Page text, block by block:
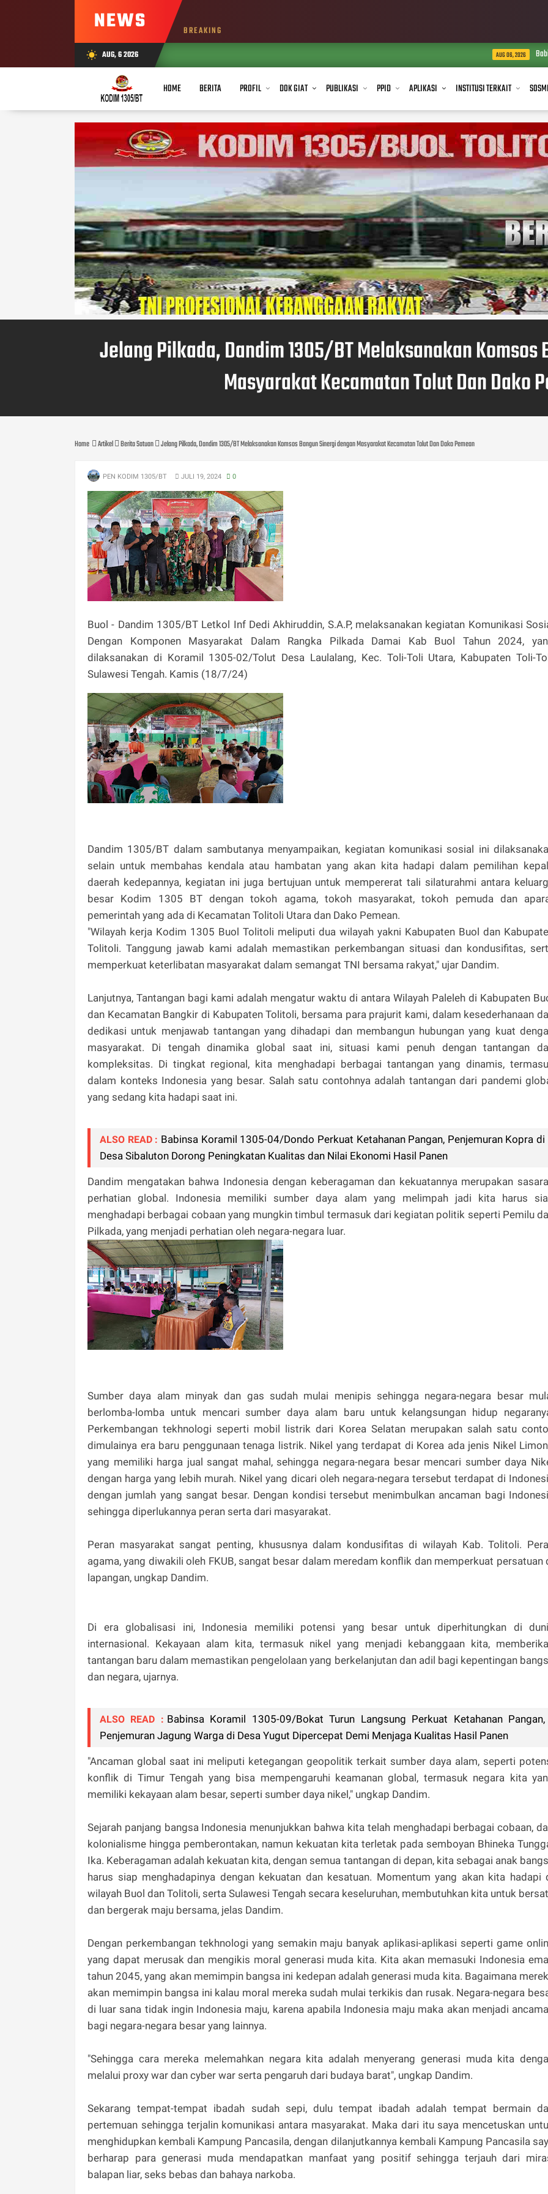
NEWS BREAKING
wb_sunny AUG, 6 2026 Babinsa Koramil 1305-
HOME BERITA PROFIL DOK GIAT PUBLIKASI PPID APLIKASI INSTITUSI TERKAIT
Jelang Pilkada, Dandim 1305/BT Melaksanakan Komsos
Masyarakat Kecamatan Tolut Dan Dako
Home Artikel Berita Satuan Jelang Pilkada, Dandim 1305/BT Melaksanakan Komsos Bangun Sinergi dengan Masyarakat Kecamatan Tolut Dan Dako Pemean
PEN KODIM 1305/BT JULI 19, 2024 0
Buol - Dandim 1305/BT Letkol Inf Dedi Akhiruddin, S.A.P, melaksanakan kegiatan Komunikasi
Dengan Komponen Masyarakat Dalam Rangka Pilkada Damai Kab Buol Tahun 2024,
dilaksanakan di Koramil 1305-02/Tolut Desa Laulalang, Kec. Toli-Toli Utara, Kabupaten Toli-
Sulawesi Tengah. Kamis (18/7/24)
Dandim 1305/BT dalam sambutanya menyampaikan, kegiatan komunikasi sosial ini
selain untuk membahas kendala atau hambatan yang akan kita hadapi dalam pemilihan
daerah kedepannya, kegiatan ini juga bertujuan untuk mempererat tali silaturahmi antara
besar Kodim 1305 BT dengan tokoh agama, tokoh masyarakat, tokoh pemuda dan
pemerintah yang ada di Kecamatan Tolitoli Utara dan Dako Pemean.
"Wilayah kerja Kodim 1305 Buol Tolitoli meliputi dua wilayah yakni Kabupaten Buol dan
Tolitoli. Tanggung jawab kami adalah memastikan perkembangan situasi dan kondusifitas,
memperkuat keterlibatan masyarakat dalam semangat TNI bersama rakyat," ujar Dandim.
Lanjutnya, Tantangan bagi kami adalah mengatur waktu di antara Wilayah Paleleh di Kabupaten
dan Kecamatan Bangkir di Kabupaten Tolitoli, bersama para prajurit kami, dalam kesederhanaan
dedikasi untuk menjawab tantangan yang dihadapi dan membangun hubungan yang kuat
masyarakat. Di tengah dinamika global saat ini, situasi kami penuh dengan tantangan
kompleksitas. Di tingkat regional, kita menghadapi berbagai tantangan yang dinamis,
dalam konteks Indonesia yang besar. Salah satu contohnya adalah tantangan dari pandemi
yang sedang kita hadapi saat ini.
ALSO READ : Babinsa Koramil 1305-04/Dondo Perkuat Ketahanan Pangan, Penjemuran Kopra di
Desa Sibaluton Dorong Peningkatan Kualitas dan Nilai Ekonomi Hasil Panen
Dandim mengatakan bahwa Indonesia dengan keberagaman dan kekuatannya merupakan
perhatian global. Indonesia memiliki sumber daya alam yang melimpah jadi kita harus
menghadapi berbagai cobaan yang mungkin timbul termasuk dari kegiatan politik seperti Pemilu
Pilkada, yang menjadi perhatian oleh negara-negara luar.
Sumber daya alam minyak dan gas sudah mulai menipis sehingga negara-negara besar
berlomba-lomba untuk mencari sumber daya alam baru untuk kelangsungan hidup
Perkembangan tekhnologi seperti mobil listrik dari Korea Selatan merupakan salah satu
dimulainya era baru penggunaan tenaga listrik. Nikel yang terdapat di Korea ada jenis Nikel
yang memiliki harga jual sangat mahal, sehingga negara-negara besar mencari sumber daya
dengan harga yang lebih murah. Nikel yang dicari oleh negara-negara tersebut terdapat di
dengan jumlah yang sangat besar. Dengan kondisi tersebut menimbulkan ancaman bagi
sehingga diperlukannya peran serta dari masyarakat.
Peran masyarakat sangat penting, khususnya dalam kondusifitas di wilayah Kab. Tolitoli.
agama, yang diwakili oleh FKUB, sangat besar dalam meredam konflik dan memperkuat persatuan
lapangan, ungkap Dandim.
Di era globalisasi ini, Indonesia memiliki potensi yang besar untuk diperhitungkan di
internasional. Kekayaan alam kita, termasuk nikel yang menjadi kebanggaan kita,
tantangan baru dalam memastikan pengelolaan yang berkelanjutan dan adil bagi kepentingan
dan negara, ujarnya.
ALSO READ : Babinsa Koramil 1305-09/Bokat Turun Langsung Perkuat Ketahanan Pangan,
Penjemuran Jagung Warga di Desa Yugut Dipercepat Demi Menjaga Kualitas Hasil Panen
"Ancaman global saat ini meliputi ketegangan geopolitik terkait sumber daya alam, seperti
konflik di Timur Tengah yang bisa mempengaruhi keamanan global, termasuk negara kita
memiliki kekayaan alam besar, seperti sumber daya nikel," ungkap Dandim.
Sejarah panjang bangsa Indonesia menunjukkan bahwa kita telah menghadapi berbagai cobaan,
kolonialisme hingga pemberontakan, namun kekuatan kita terletak pada semboyan Bhineka
Ika. Keberagaman adalah kekuatan kita, dengan semua tantangan di depan, kita sebagai anak
harus siap menghadapinya dengan kekuatan dan kesatuan. Momentum yang akan kita hadapi
wilayah Buol dan Tolitoli, serta Sulawesi Tengah secara keseluruhan, membutuhkan kita untuk
dan bergerak maju bersama, jelas Dandim.
Dengan perkembangan tekhnologi yang semakin maju banyak aplikasi-aplikasi seperti game
yang dapat merusak dan mengikis moral generasi muda kita. Kita akan memasuki Indonesia
tahun 2045, yang akan memimpin bangsa ini kedepan adalah generasi muda kita. Bagaimana
akan memimpin bangsa ini kalau moral mereka sudah mulai terkikis dan rusak. Negara-negara
di luar sana tidak ingin Indonesia maju, karena apabila Indonesia maju maka akan menjadi
bagi negara-negara besar yang lainnya.
"Sehingga cara mereka melemahkan negara kita adalah menyerang generasi muda kita
melalui proxy war dan cyber war serta pengaruh dari budaya barat", ungkap Dandim.
Sekarang tempat-tempat ibadah sudah sepi, dulu tempat ibadah adalah tempat bermain
pertemuan sehingga terjalin komunikasi antara masyarakat. Maka dari itu saya mencetuskan
menghidupkan kembali Kampung Pancasila, dengan dilanjutkannya kembali Kampung Pancasila
berharap para generasi muda mendapatkan manfaat yang positif sehingga terjauh dari
balapan liar, seks bebas dan bahaya narkoba.